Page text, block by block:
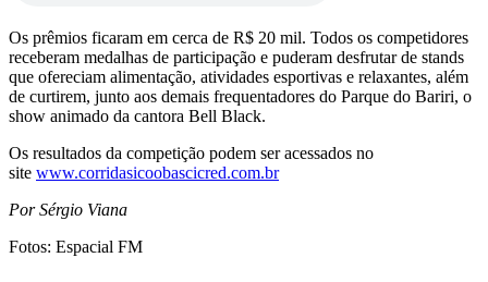
Os prêmios ficaram em cerca de R$ 20 mil. Todos os competidores
receberam medalhas de participação e puderam desfrutar de stands
que ofereciam alimentação, atividades esportivas e relaxantes, além
de curtirem, junto aos demais frequentadores do Parque do Bariri, o
show animado da cantora Bell Black.
Os resultados da competição podem ser acessados no
site www.corridasicoobascicred.com.br
Por Sérgio Viana
Fotos: Espacial FM